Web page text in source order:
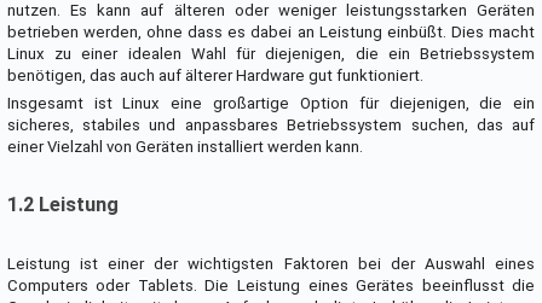
nutzen. Es kann auf älteren oder weniger leistungsstarken Geräten
betrieben werden, ohne dass es dabei an Leistung einbüßt. Dies macht
Linux zu einer idealen Wahl für diejenigen, die ein Betriebssystem
benötigen, das auch auf älterer Hardware gut funktioniert.
Insgesamt ist Linux eine großartige Option für diejenigen, die ein
sicheres, stabiles und anpassbares Betriebssystem suchen, das auf
einer Vielzahl von Geräten installiert werden kann.
1.2 Leistung
Leistung ist einer der wichtigsten Faktoren bei der Auswahl eines
Computers oder Tablets. Die Leistung eines Gerätes beeinflusst die